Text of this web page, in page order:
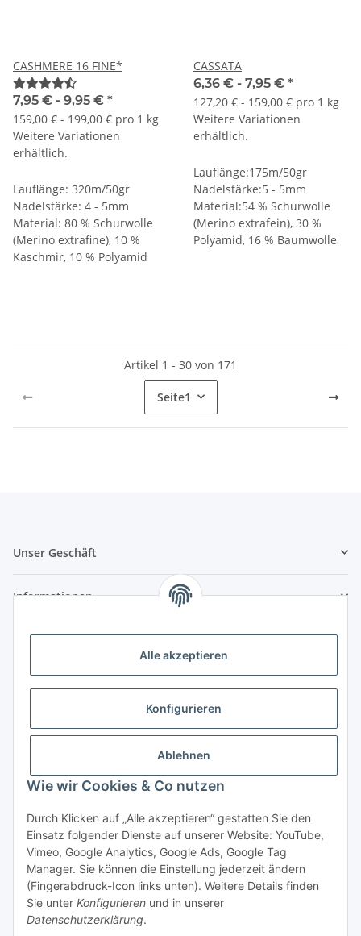
Alle akzeptieren
Konfigurieren
Ablehnen
Wie wir Cookies & Co nutzen
Durch Klicken auf „Alle akzeptieren“ gestatten Sie den
Einsatz folgender Dienste auf unserer Website: YouTube,
Vimeo, Google Analytics, Google Ads, Google Tag
Manager. Sie können die Einstellung jederzeit ändern
(Fingerabdruck-Icon links unten). Weitere Details finden
Sie unter Konfigurieren und in unserer
Datenschutzerklärung.
CASHMERE 16 FINE*
7,95 € - 9,95 € *
159,00 € - 199,00 € pro 1 kg
Weitere Variationen
erhältlich.
Lauflänge: 320m/50gr
Nadelstärke: 4 - 5mm
Material: 80 % Schurwolle
(Merino extrafine), 10 %
Kaschmir, 10 % Polyamid
CASSATA
6,36 € - 7,95 € *
127,20 € - 159,00 € pro 1 kg
Weitere Variationen
erhältlich.
Lauflänge:175m/50gr
Nadelstärke:5 - 5mm
Material:54 % Schurwolle
(Merino extrafein), 30 %
Polyamid, 16 % Baumwolle
Artikel 1 - 30 von 171
Seite1
Unser Geschäft
Informationen
Zahlungsmöglichkeiten
Vorkasse (per Bank-Überweisung)
PayPal
Kreditkarte
Banklastschrift
Rechnungskauf
Gesetzliche Informationen
Vertrag widerrufen